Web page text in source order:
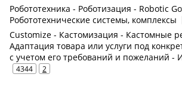
Робототехника - Роботизация - Robotic
Робототехнические системы, комплексы
Customize - Кастомизация - Кастомные
Адаптация товара или услуги под
с учетом его требований и пожеланий -
4344 2